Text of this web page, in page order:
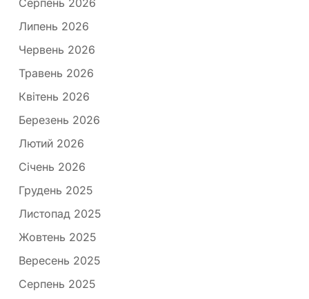
Серпень 2026
Липень 2026
Червень 2026
Травень 2026
Квітень 2026
Березень 2026
Лютий 2026
Січень 2026
Грудень 2025
Листопад 2025
Жовтень 2025
Вересень 2025
Серпень 2025